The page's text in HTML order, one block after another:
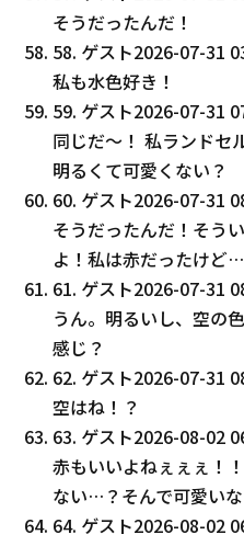
そうだったんだ！
58. ゲスト2026-07-31
私も水色好き！
59. ゲスト2026-07-31
同じだ〜！ 私ランドセ
明るくて可愛くない？
60. ゲスト2026-07-31
そうだったんだ！そう
よ！私は赤だったけど…
61. ゲスト2026-07-31
うん。明るいし、空の
感じ？
62. ゲスト2026-07-31
空はね！？
63. ゲスト2026-08-02
赤もいいよねぇぇぇ！
ない…？そんで可愛いな
64. ゲスト2026-08-02